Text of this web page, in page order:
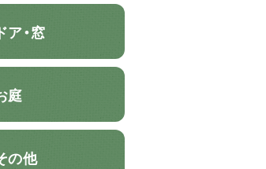
ア・窓
庭
の他